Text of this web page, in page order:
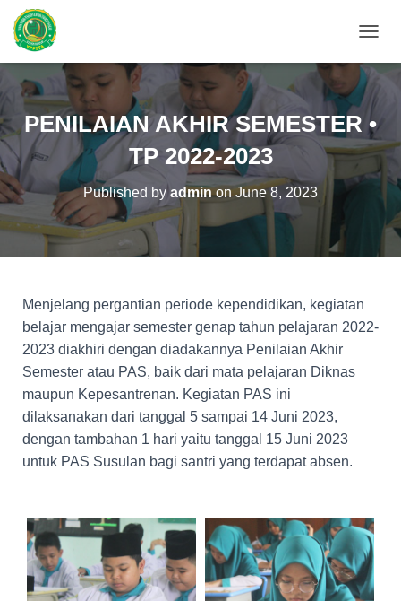
O
G
E
N
V
PENILAIAN AKHIR SEMESTER •
TP 2022-2023
Published by adminonJune 8, 2023
Menjelang pergantian periode kependidikan, kegiatan
belajar mengajar semester genap tahun pelajaran 2022-
2023 diakhiri dengan diadakannya Penilaian Akhir
Semester atau PAS, baik dari mata pelajaran Diknas
maupun Kepesantrenan. Kegiatan PAS ini
dilaksanakan dari tanggal 5 sampai 14 Juni 2023,
dengan tambahan 1 hari yaitu tanggal 15 Juni 2023
untuk PAS Susulan bagi santri yang terdapat absen.